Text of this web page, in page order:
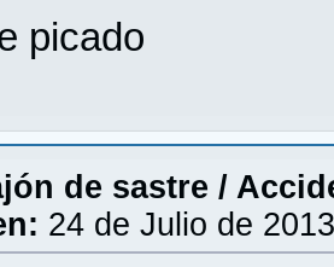
picado
de sastre /
24 de Julio de